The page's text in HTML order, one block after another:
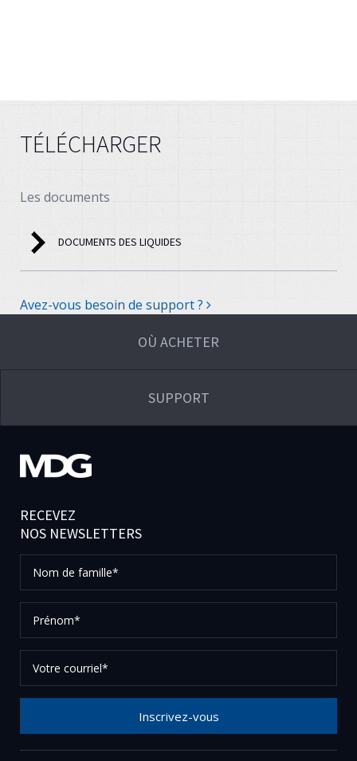
TÉLÉCHARGER
Les documents
DOCUMENTS DES LIQUIDES
Avez-vous besoin de support ?
OÙ ACHETER
SUPPORT
RECEVEZ
NOS NEWSLETTERS
de
famille*
courriel*
Inscrivez-vous